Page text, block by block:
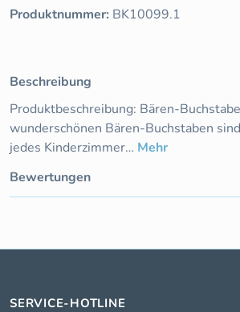
Produktnummer: BK10099.1
Beschreibung
Produktbeschreibung: Bären-
wunderschönen Bären-Buchstaben
jedes Kinderzimmer… Mehr
Bewertungen
SERVICE-HOTLINE